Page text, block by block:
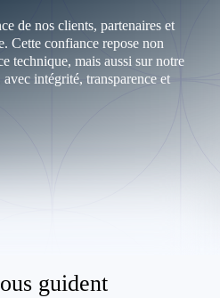
de nos clients, partenaires et
Cette confiance repose non
technique, mais aussi sur notre
intégrité, transparence et
guident